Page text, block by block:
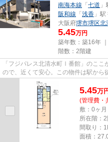
南海本線 「 七道
阪和線 「 浅香 」
大阪府堺市堺区北
5.45万円
築年数：築16年
階数：2階建
「フジパレス北清水町Ⅰ番館」のこ
ので、近くて安心。この物件は駅から
ゴミ捨てに行かずに済むように、...
5.45万
(管理費・
敷：0ヶ
所在階：
間取り：
面積：